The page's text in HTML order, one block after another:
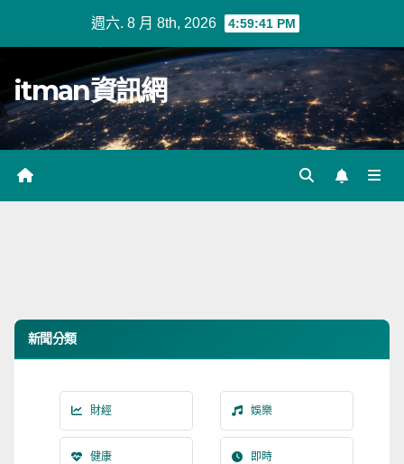
週六. 8 月 8th, 2026 4:59:41 PM
itman資訊網
新聞分類
財經 娛樂
健康 即時